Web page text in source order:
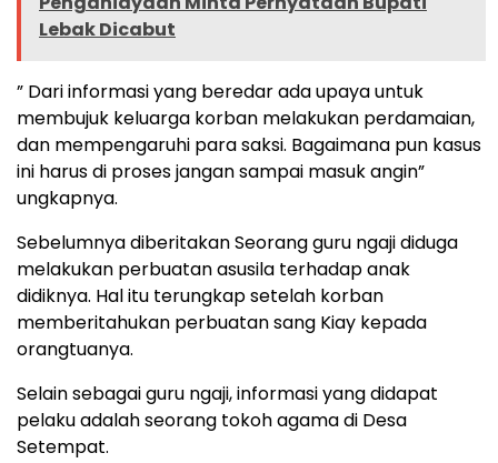
Lebak Dicabut
” Dari informasi yang beredar ada upaya untuk
membujuk keluarga korban melakukan perdamaian,
dan mempengaruhi para saksi. Bagaimana pun kasus
ini harus di proses jangan sampai masuk angin”
ungkapnya.
Sebelumnya diberitakan Seorang guru ngaji diduga
melakukan perbuatan asusila terhadap anak
didiknya. Hal itu terungkap setelah korban
memberitahukan perbuatan sang Kiay kepada
orangtuanya.
Selain sebagai guru ngaji, informasi yang didapat
pelaku adalah seorang tokoh agama di Desa
Setempat.